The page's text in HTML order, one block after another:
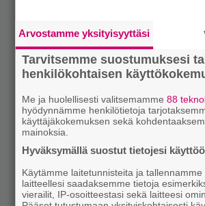
Arvostamme yksityisyyttäsi
Tarvitsemme suostumuksesi
henkilökohtaisen
Me ja huolellisesti valitsemamme88
hyödynnämme henkilötietoja
käyttäjäkokemuksen sekä
mainoksia.
Hyväksymällä suostut tietojesi
Käytämme laitetunnisteita ja tallennamme
laitteellesi saadaksemme tietoja
vierailit, IP-osoitteestasi sekä laitteesi